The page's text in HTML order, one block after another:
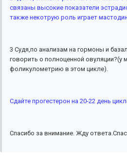
связаны высокие показатели
также некотрую роль играет
3 Судя,по анализам на гормоны и
говорить о полноценной овуляции?(у
фоликулометрию в этом цикле).
Сдайте прогестерон на 20-22 день
Спасибо за внимание. Жду